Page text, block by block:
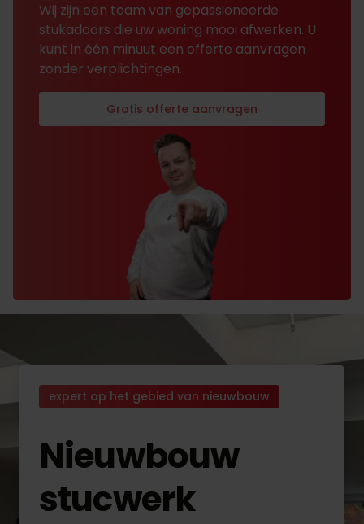
Wij zijn een team van gepassioneerde
stukadoors die uw woning mooi afwerken. U
kunt in één minuut een offerte aanvragen
zonder verplichtingen.
Gratis offerte aanvragen
expert op het gebied van nieuwbouw
Nieuwbouw
stucwerk